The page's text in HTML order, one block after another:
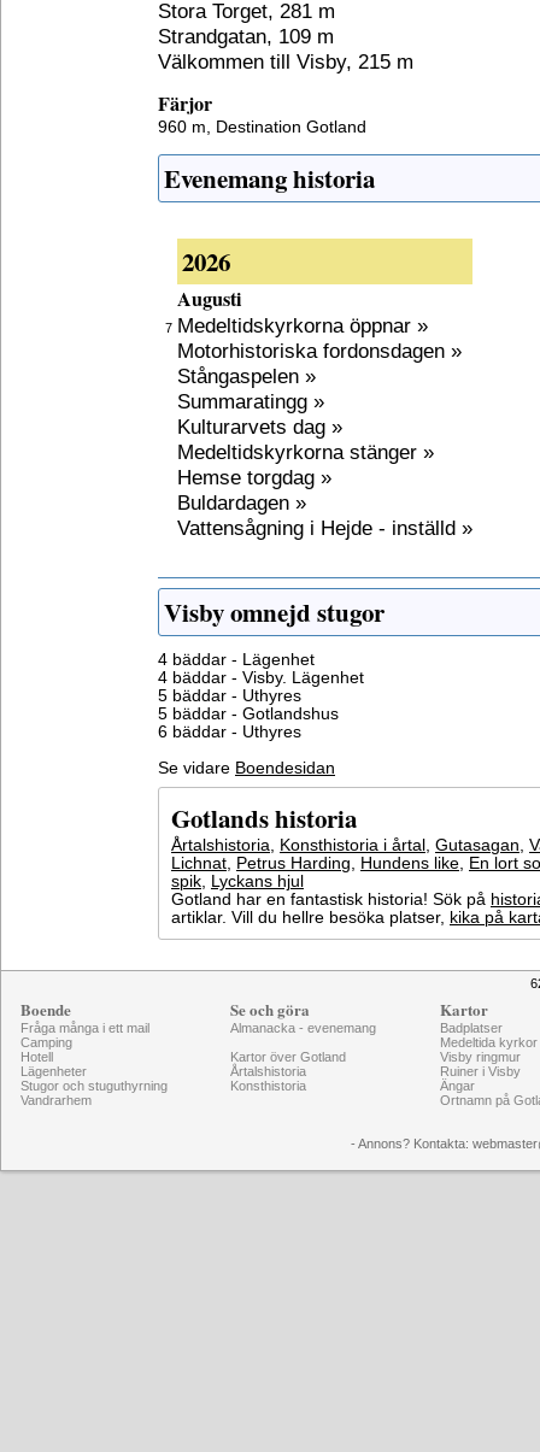
Stora Torget, 281 m
Strandgatan, 109 m
Välkommen till Visby, 215 m
Färjor
960 m, Destination Gotland
Evenemang historia
2026
Augusti
7 Medeltidskyrkorna öppnar »
Motorhistoriska fordonsdagen »
Stångaspelen »
Summaratingg »
Kulturarvets dag »
Medeltidskyrkorna stänger »
Hemse torgdag »
Buldardagen »
Vattensågning i Hejde - inställd »
Visby omnejd stugor
4 bäddar - Lägenhet
4 bäddar - Visby. Lägenhet
5 bäddar - Uthyres
5 bäddar - Gotlandshus
6 bäddar - Uthyres
Se vidare Boendesidan
Gotlands historia
Årtalshistoria, Konsthistoria i årtal , Gutasagan,
Lichnat, Petrus Harding, Hundens like, En lort
spik, Lyckans hjul
Gotland har en fantastisk historia! Sök på
artiklar. Vill du hellre besöka platser, kika på
Boende
Fråga många i ett mail
Camping
Hotell
Lägenheter
Stugor och stuguthyrning
Vandrarhem
Se och göra
Almanacka - evenemang
Kartor över Gotland
Årtalshistoria
Konsthistoria
Kartor
Badplatser
Medeltida kyrkor
Visby ringmur
Ruiner i Visby
Ängar
Ortnamn på
- Annons? Kontakta: